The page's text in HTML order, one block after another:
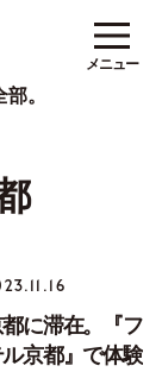
。
メニュー
に滞在。『フ
京都』で体験